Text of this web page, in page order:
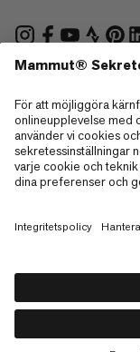
—
Sitemap
Cookies
Juridisk information